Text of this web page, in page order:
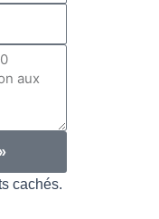
cachés.